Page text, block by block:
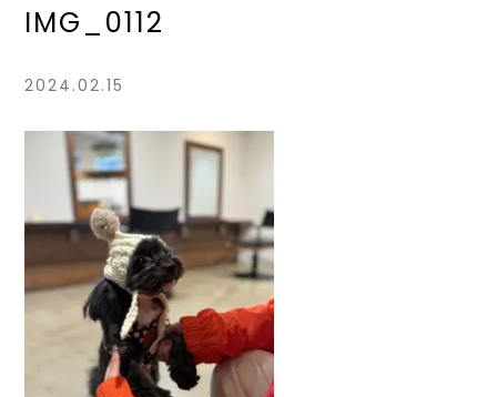
IMG_0112
2024.02.15